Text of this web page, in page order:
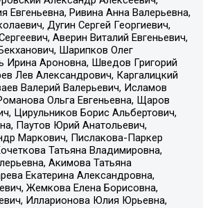
Евгеньевна, Ривина Анна Валерьевна,
Дугин Сергей Георгиевич,
Аверин Виталий Евгеньевич,
Шарипков Олег
Ирина Ароновна, Шведов Григорий
Лев Александрович, Каргалицкий
Валерий Валерьевич, Исламов
Ольга Евгеньевна, Щаров
Цирульников Борис Альбертович,
Паутов Юрий Анатольевич,
Маркович, Пислакова-Паркер
Татьяна Владимировна,
Акимова Татьяна
Екатерина Александровна,
Жемкова Елена Борисовна,
Илларионова Юлия Юрьевна,